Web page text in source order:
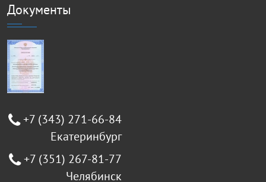
Документы
+7 (343) 271-66-84
Екатеринбург
+7 (351) 267-81-77
Челябинск